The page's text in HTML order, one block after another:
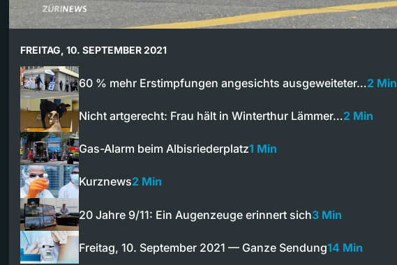
FREITAG, 10. SEPTEMBER 2021
60 % mehr Erstimpfungen angesichts ausgeweiteter…2 Min
Nicht artgerecht: Frau hält in Winterthur Lämmer…2 Min
Gas-Alarm beim Albisriederplatz1 Min
Kurznews2 Min
20 Jahre 9/11: Ein Augenzeuge erinnert sich3 Min
Freitag, 10. September 2021 — Ganze Sendung14 Min